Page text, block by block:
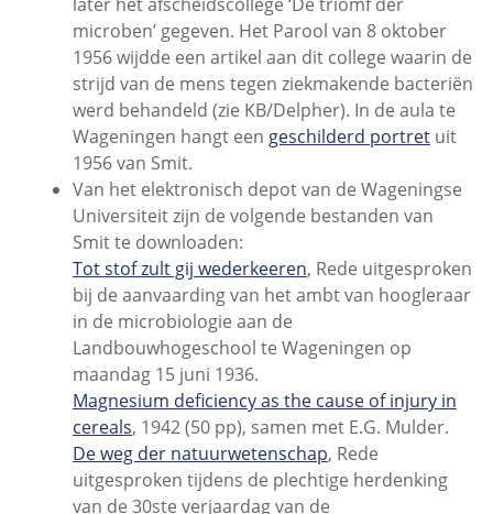
microben’ gegeven. Het Parool van 8 oktober
1956 wijdde een artikel aan dit college waarin de
strijd van de mens tegen ziekmakende bacteriën
werd behandeld (zie KB/Delpher). In de aula te
Wageningen hangt een geschilderd portretuit
1956 van Smit.
Van het elektronisch depot van de Wageningse
Universiteit zijn de volgende bestanden van
Smit te downloaden:
Tot stof zult gij wederkeeren, Rede uitgesproken
bij de aanvaarding van het ambt van hoogleraar
in de microbiologie aan de
Landbouwhogeschool te Wageningen op
maandag 15 juni 1936.
Magnesium deficiency as the cause of injury in
cereals, 1942 (50 pp), samen met E.G. Mulder.
De weg der natuurwetenschap, Rede
uitgesproken tijdens de plechtige herdenking
van de 30ste verjaardag van de